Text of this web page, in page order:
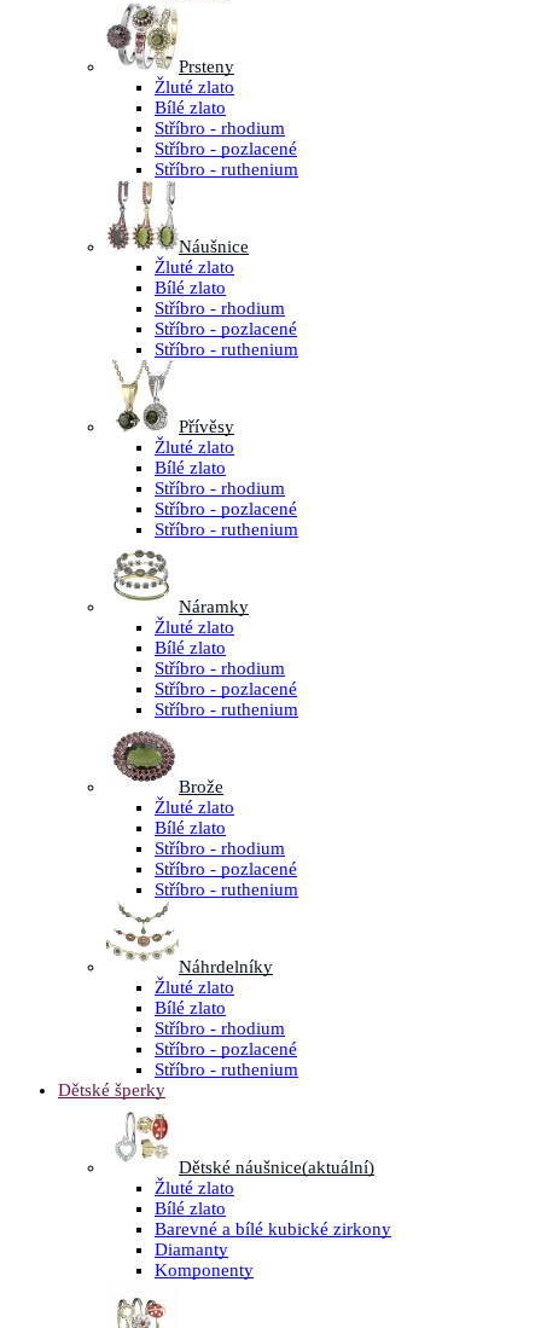
Prsteny
Žluté zlato
Bílé zlato
Stříbro - rhodium
Stříbro - pozlacené
Stříbro - ruthenium
Náušnice
Žluté zlato
Bílé zlato
Stříbro - rhodium
Stříbro - pozlacené
Stříbro - ruthenium
Přívěsy
Žluté zlato
Bílé zlato
Stříbro - rhodium
Stříbro - pozlacené
Stříbro - ruthenium
Náramky
Žluté zlato
Bílé zlato
Stříbro - rhodium
Stříbro - pozlacené
Stříbro - ruthenium
Brože
Žluté zlato
Bílé zlato
Stříbro - rhodium
Stříbro - pozlacené
Stříbro - ruthenium
Náhrdelníky
Žluté zlato
Bílé zlato
Stříbro - rhodium
Stříbro - pozlacené
Stříbro - ruthenium
Dětské šperky
Dětské náušnice(aktuální)
Žluté zlato
Bílé zlato
Barevné a bílé kubické zirkony
Diamanty
Komponenty